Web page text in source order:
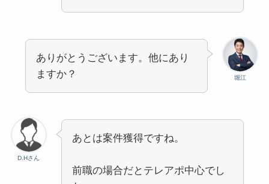
堀江
ありがとうございます。他にあり
ますか？
D.Hさん
あとは案件獲得ですね。
前職の場合だとテレアポ中心でし